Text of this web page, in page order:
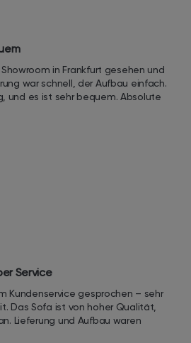
in Frankfurt gesehen und
war schnell, der Aufbau einfach.
und es ist sehr bequem. Absolute
Service
Kundenservice gesprochen – sehr
Das Sofa ist von hoher Qualität,
Lieferung und Aufbau waren